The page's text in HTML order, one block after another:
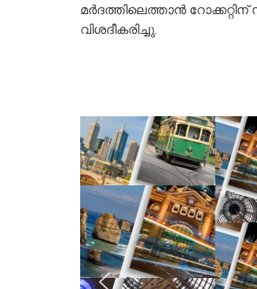
മര്‍ദത്തിലെത്താന്‍
വിശദീകരിച്ചു.